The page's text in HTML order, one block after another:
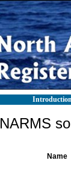
NARMS
Name